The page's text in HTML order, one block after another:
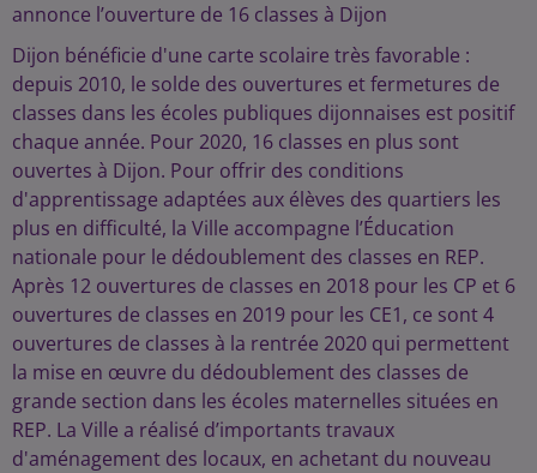
annonce l’ouverture de 16 classes à Dijon
Dijon bénéficie d'une carte scolaire très favorable :
depuis 2010, le solde des ouvertures et fermetures de
classes dans les écoles publiques dijonnaises est positif
chaque année. Pour 2020, 16 classes en plus sont
ouvertes à Dijon. Pour offrir des conditions
d'apprentissage adaptées aux élèves des quartiers les
plus en difficulté, la Ville accompagne l’Éducation
nationale pour le dédoublement des classes en REP.
Après 12 ouvertures de classes en 2018 pour les CP et 6
ouvertures de classes en 2019 pour les CE1, ce sont 4
ouvertures de classes à la rentrée 2020 qui permettent
la mise en œuvre du dédoublement des classes de
grande section dans les écoles maternelles situées en
REP. La Ville a réalisé d’importants travaux
d'aménagement des locaux, en achetant du nouveau